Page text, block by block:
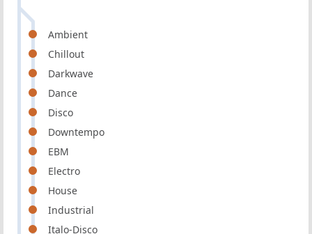
Ambient
Chillout
Darkwave
Dance
Disco
Downtempo
EBM
Electro
House
Industrial
Italo-Disco